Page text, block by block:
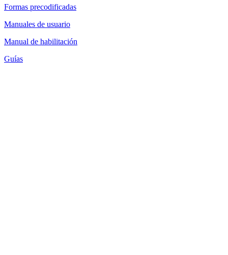
Formas precodificadas
Manuales de usuario
Manual de habilitación
Guías